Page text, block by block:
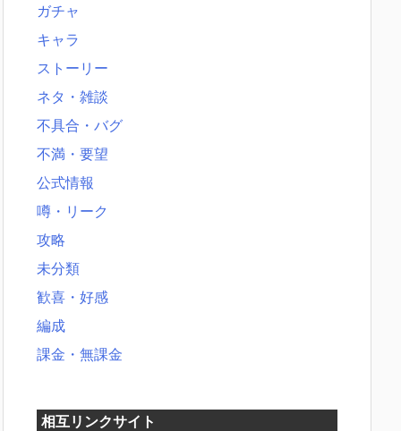
ガチャ
キャラ
ストーリー
ネタ・雑談
不具合・バグ
不満・要望
公式情報
噂・リーク
攻略
未分類
歓喜・好感
編成
課金・無課金
相互リンクサイト